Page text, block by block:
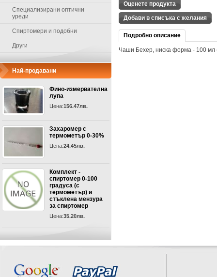
Специализирани оптични
уреди
Спиртомери и подобни
Други
Най-продавани
Фино-измервателна
лупа
Цена:156.47лв.
Захаромер с
термометър 0-30%
Цена:24.45лв.
Комплект -
спиртомер 0-100
градуса (с
термометър) и
стъклена мензура
за спиртомер
Цена:35.20лв.
Оценете продукта
Добави в списъка с желания
Подробно описание
Чаши Бехер, ниска форма - 100 мл